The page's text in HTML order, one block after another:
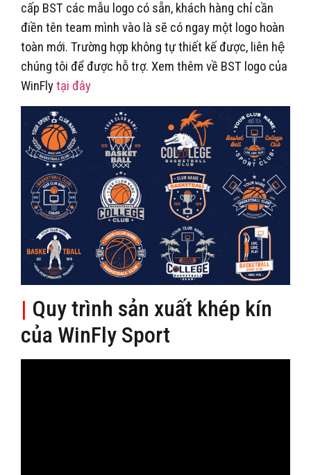
cấp BST các mẫu logo có sẵn, khách hàng chỉ cần
điền tên team mình vào là sẽ có ngay một logo hoàn
toàn mới. Trường hợp không tự thiết kế được, liên hệ
chúng tôi để được hỗ trợ. Xem thêm về BST logo của
WinFlytại đây
| Quy trình sản xuất khép kín
của WinFly Sport